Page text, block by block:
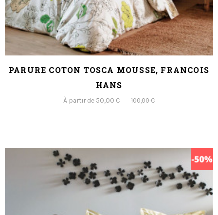
PARURE COTON TOSCA MOUSSE, FRANCOIS
HANS
À partir de 50,00 € 100,00 €